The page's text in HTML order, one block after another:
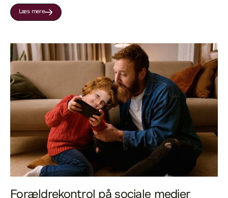
Læs mere